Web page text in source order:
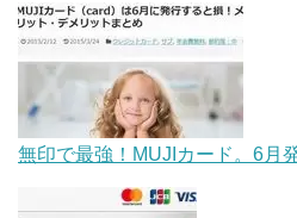
無印で最強！MUJIカード。6月